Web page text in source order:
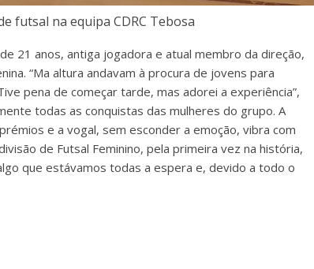
futsal na equipa CDRC Tebosa
21 anos, antiga jogadora e atual membro da direção,
“Ma altura andavam à procura de jovens para
pena de começar tarde, mas adorei a experiência”,
todas as conquistas das mulheres do grupo. A
e a vogal, sem esconder a emoção, vibra com
de Futsal Feminino, pela primeira vez na história,
que estávamos todas a espera e, devido a todo o